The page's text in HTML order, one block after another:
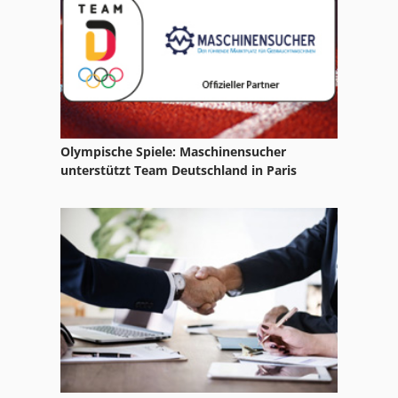
Holzkraft Hbs 533
Homag Baz 324
Homag Baz 722
Homag Bmb
Homag Kantenanleimmaschine
Jet Formatkreissäge
Jet Hobelmaschine
Jet Hobelmaschine Jpt 310
Olympische Spiele: Maschinensucher
unterstützt Team Deutschland in Paris